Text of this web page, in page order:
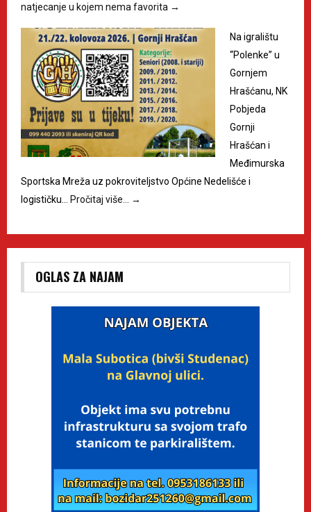
natjecanje u kojem nema favorita →
Na igralištu
“Polenke” u
Gornjem
Hrašćanu, NK
Pobjeda
Gornji
Hrašćan i
Međimurska
Sportska Mreža uz pokroviteljstvo Općine Nedelišće i
logističku…
Pročitaj više… →
OGLAS ZA NAJAM